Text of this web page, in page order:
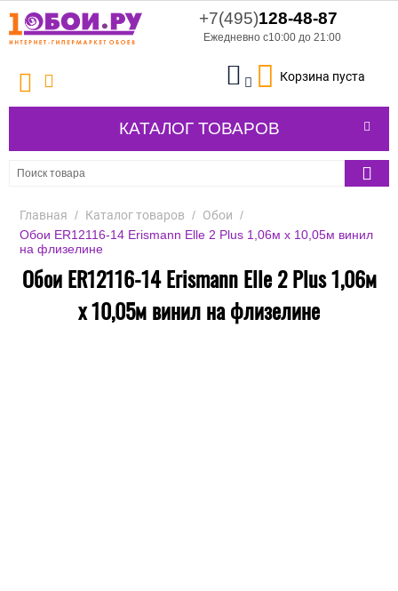
+7(495)128-48-87
Ежедневно с10:00 до 21:00
Корзина пуста
КАТАЛОГ ТОВАРОВ
Главная / Каталог товаров / Обои /
Обои ER12116-14 Erismann Elle 2 Plus 1,06м х 10,05м винил
на флизелине
Обои ER12116-14 Erismann Elle 2 Plus 1,06м
х 10,05м винил на флизелине